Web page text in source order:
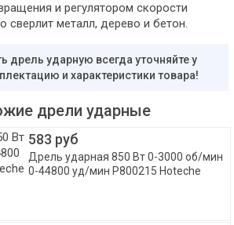
и регулятором скорости
сверлит металл, дерево и бетон.
дрель ударную всегда уточняйте у
и характеристики товара!
дрели ударные
583 руб
Дрель ударная 850 Вт 0-3000 об/мин
0-44800 уд/мин P800215 Hoteche